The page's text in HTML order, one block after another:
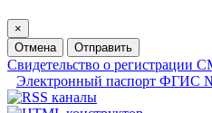
×
Отмена
Отправить
Свидетельство о
Электронный паспорт ФГИС